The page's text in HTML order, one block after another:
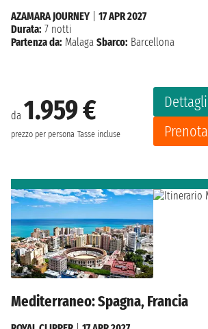
da 1.959 €
prezzo per persona Tasse incluse
Dettagli
Prenota
AZAMARA JOURNEY
17 APR 2027
Durata: 7 notti
Partenza da: Malaga Sbarco: Barcellona
Mediterraneo: Spagna, Francia